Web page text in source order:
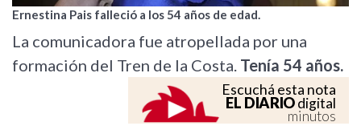
Ernestina Pais falleció a los 54 años de edad.
La comunicadora fue atropellada por una
formación del Tren de la Costa. Tenía 54 años.
Escuchá esta nota
EL DIARIOdigital
minutos